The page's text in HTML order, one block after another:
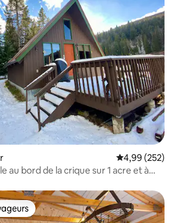
Évaluation
4,99 (252)
au bord de la crique sur 1 acre et à